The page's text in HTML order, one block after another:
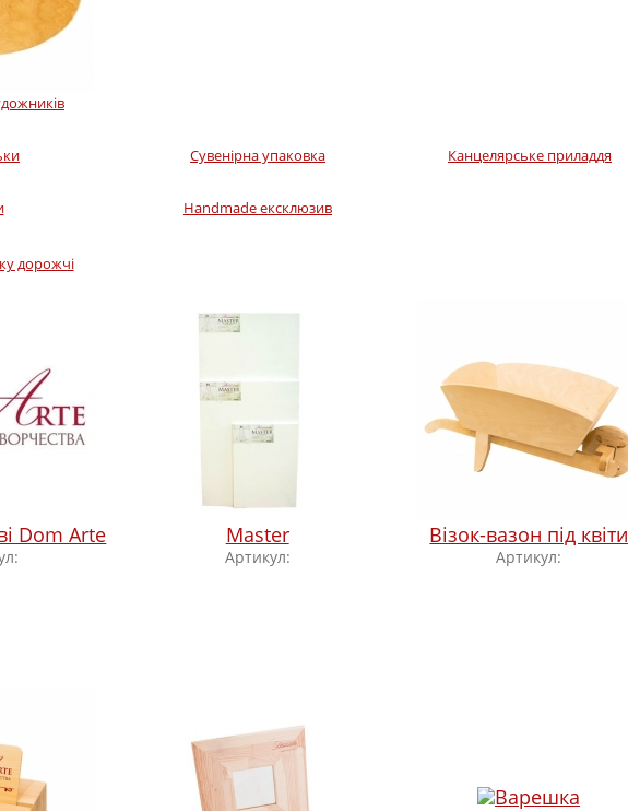
Сувенірна упаковка Канцелярське приладдя
Handmade ексклюзив
дорожчі
Dom Arte Master
Артикул:
Візок-вазон під квіти
Артикул: